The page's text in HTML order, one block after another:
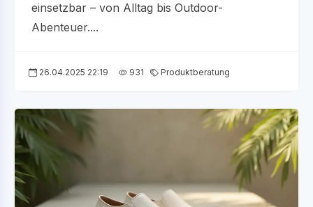
einsetzbar – von Alltag bis Outdoor-
Abenteuer....
26.04.2025 22:19 931 Produktberatung